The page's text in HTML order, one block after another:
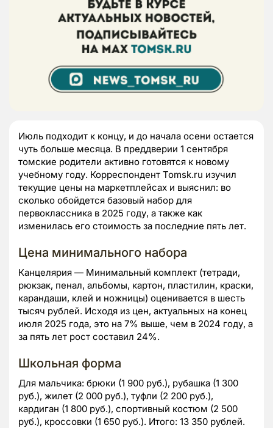
Июль подходит к концу, и до начала осени остается
чуть больше месяца. В преддверии 1 сентября
томские родители активно готовятся к новому
учебному году. Корреспондент Tomsk.ru изучил
текущие цены на маркетплейсах и выяснил: во
сколько обойдется базовый набор для
первоклассника в 2025 году, а также как
изменилась его стоимость за последние пять лет.
Цена минимального набора
Канцелярия — Минимальный комплект (тетради,
рюкзак, пенал, альбомы, картон, пластилин, краски,
карандаши, клей и ножницы) оценивается в шесть
тысяч рублей. Исходя из цен, актуальных на конец
июля 2025 года, это на 7% выше, чем в 2024 году, а
за пять лет рост составил 24%.
Школьная форма
Для мальчика: брюки (1 900 руб.), рубашка (1 300
руб.), жилет (2 000 руб.), туфли (2 200 руб.),
кардиган (1 800 руб.), спортивный костюм (2 500
руб.), кроссовки (1 650 руб.). Итого: 13 350 рублей.